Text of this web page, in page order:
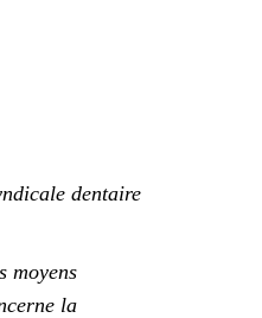
dentaire
moyens
la